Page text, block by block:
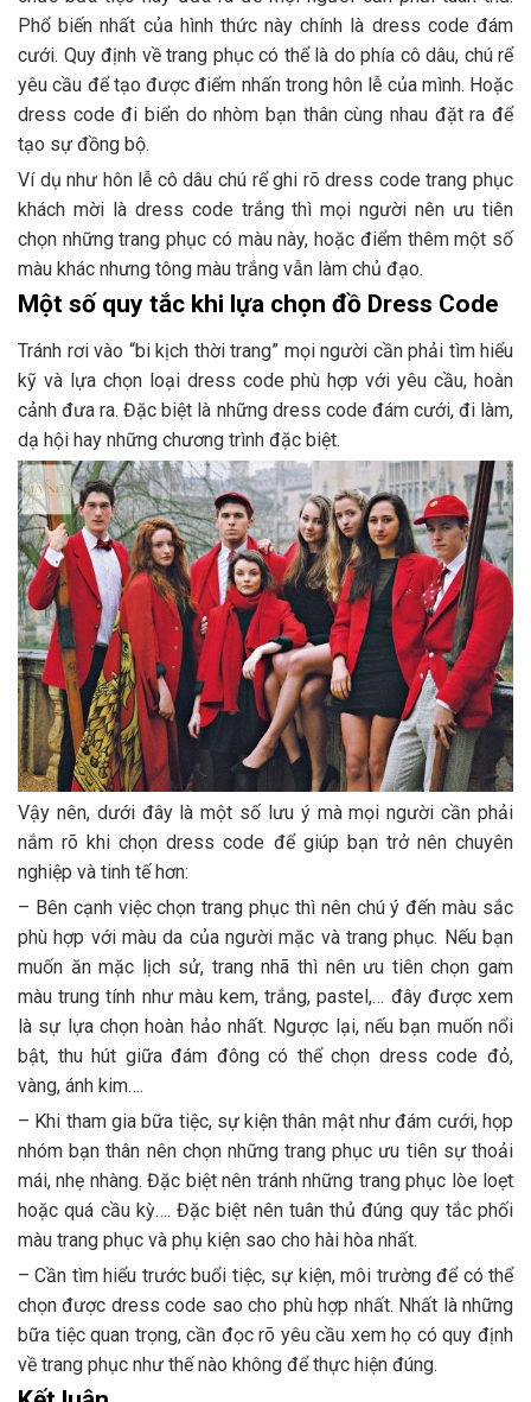
Phổ biến nhất của hình thức này chính là dress code đám
cưới. Quy định về trang phục có thể là do phía cô dâu, chú rể
yêu cầu để tạo được điểm nhấn trong hôn lễ của mình. Hoặc
dress code đi biển do nhòm bạn thân cùng nhau đặt ra để
tạo sự đồng bộ.
Ví dụ như hôn lễ cô dâu chú rể ghi rõ dress code trang phục
khách mời là dress code trắng thì mọi người nên ưu tiên
chọn những trang phục có màu này, hoặc điểm thêm một số
màu khác nhưng tông màu trắng vẫn làm chủ đạo.
Một số quy tắc khi lựa chọn đồ Dress Code
Tránh rơi vào “bi kịch thời trang” mọi người cần phải tìm hiểu
kỹ và lựa chọn loại dress code phù hợp với yêu cầu, hoàn
cảnh đưa ra. Đặc biệt là những dress code đám cưới, đi làm,
dạ hội hay những chương trình đặc biệt.
Vậy nên, dưới đây là một số lưu ý mà mọi người cần phải
nắm rõ khi chọn dress code để giúp bạn trở nên chuyên
nghiệp và tinh tế hơn:
– Bên cạnh việc chọn trang phục thì nên chú ý đến màu sắc
phù hợp với màu da của người mặc và trang phục. Nếu bạn
muốn ăn mặc lịch sử, trang nhã thì nên ưu tiên chọn gam
màu trung tính như màu kem, trắng, pastel,… đây được xem
là sự lựa chọn hoàn hảo nhất. Ngược lại, nếu bạn muốn nổi
bật, thu hút giữa đám đông có thể chọn dress code đỏ,
vàng, ánh kim….
– Khi tham gia bữa tiệc, sự kiện thân mật như đám cưới, họp
nhóm bạn thân nên chọn những trang phục ưu tiên sự thoải
mái, nhẹ nhàng. Đặc biệt nên tránh những trang phục lòe loẹt
hoặc quá cầu kỳ…. Đặc biệt nên tuân thủ đúng quy tắc phối
màu trang phục và phụ kiện sao cho hài hòa nhất.
– Cần tìm hiểu trước buổi tiệc, sự kiện, môi trường để có thể
chọn được dress code sao cho phù hợp nhất. Nhất là những
bữa tiệc quan trọng, cần đọc rõ yêu cầu xem họ có quy định
về trang phục như thế nào không để thực hiện đúng.